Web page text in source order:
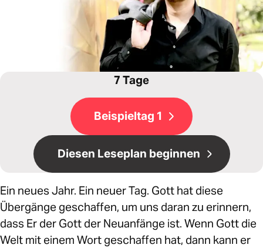
7 Tage
Beispieltag 1
Diesen Leseplan beginnen
Ein neues Jahr. Ein neuer Tag. Gott hat diese
Übergänge geschaffen, um uns daran zu erinnern,
dass Er der Gott der Neuanfänge ist. Wenn Gott die
Welt mit einem Wort geschaffen hat, dann kann er